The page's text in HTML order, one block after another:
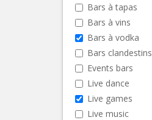
Bars à tapas
Bars à vins
Bars à vodka
Bars clandestins
Events bars
Live dance
Live games
Live music